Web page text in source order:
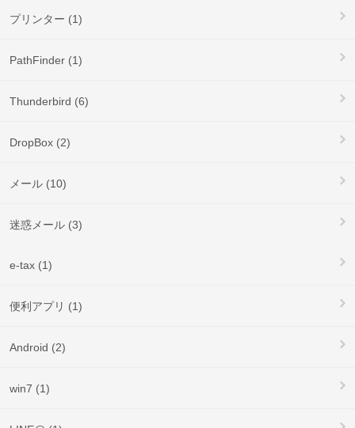
プリンター (1)
PathFinder (1)
Thunderbird (6)
DropBox (2)
メール (10)
迷惑メール (3)
e-tax (1)
便利アプリ (1)
Android (2)
win7 (1)